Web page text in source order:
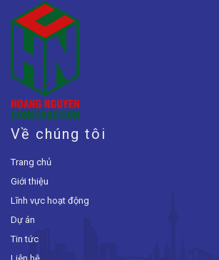
Về chúng tôi
Trang chủ
Giới thiệu
Lĩnh vực hoạt động
Dự án
Tin tức